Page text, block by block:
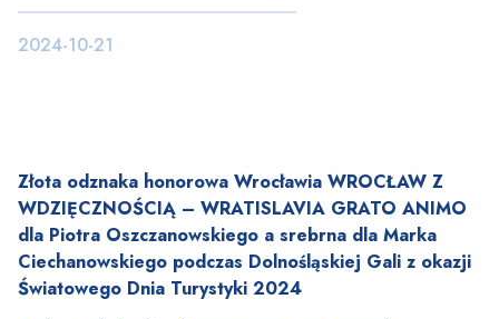
2024-10-21
Złota odznaka honorowa Wrocławia WROCŁAW Z
WDZIĘCZNOŚCIĄ – WRATISLAVIA GRATO ANIMO
dla Piotra Oszczanowskiego a srebrna dla Marka
Ciechanowskiego podczas Dolnośląskiej Gali z okazji
Światowego Dnia Turystyki 2024